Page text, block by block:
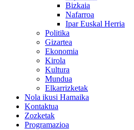
Bizkaia
Nafarroa
Ipar Euskal Herria
Politika
Gizartea
Ekonomia
Kirola
Kultura
Mundua
Elkarrizketak
Nola ikusi Hamaika
Kontaktua
Zozketak
Programazioa